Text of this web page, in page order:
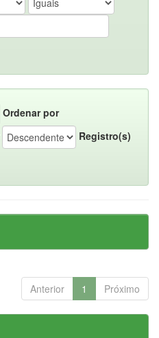
Ordenar por
Registro(s)
Anterior 1 Próximo